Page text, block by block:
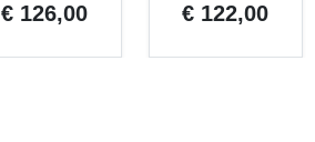
€ 126,00 € 122,00